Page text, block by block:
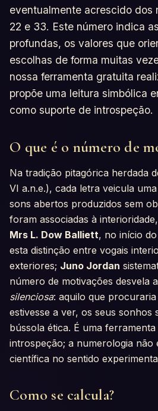
eventualmente acrescido dos
22 e 33. Este número indica
profundas, os valores que
escolhas de forma muitas
nossa ferramenta gratuita
propõe uma leitura simbólica
como suporte de introspeção.
O que é o número de
Na tradição pitagórica herdada
VI a.n.e.), cada letra veicula
sons abertos produzidos sem
foram associadas à
Mrs L. Dow Balliett, no início
esta distinção entre vogais
exteriores; Juno Jordan
número de motivações desvela a
silenciosa: aquilo que
estivesse a ver, os seus sonhos
bússola ética. É uma ferramenta
introspeção; a numerologia não
científica no sentido
Como se calcula?